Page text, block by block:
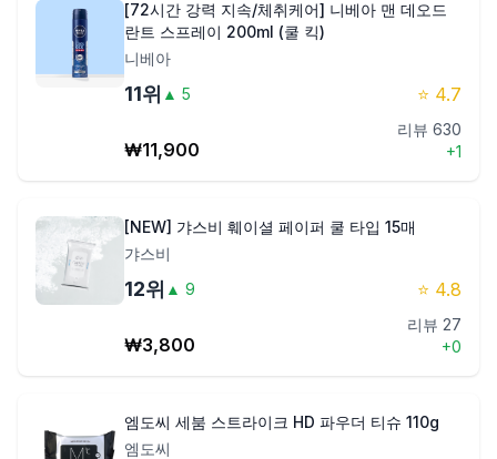
[72시간 강력 지속/체취케어] 니베아 맨 데오드
란트 스프레이 200ml (쿨 킥)
니베아
11위 ▲ 5 ⭐ 4.7
₩11,900
리뷰 630
+1
[NEW] 갸스비 훼이셜 페이퍼 쿨 타입 15매
갸스비
12위 ▲ 9 ⭐ 4.8
₩3,800
리뷰 27
+0
엠도씨 세붐 스트라이크 HD 파우더 티슈 110g
엠도씨